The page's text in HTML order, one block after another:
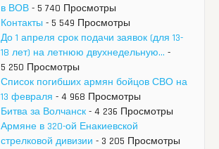
в ВОВ - 5 740 Просмотры
Контакты - 5 549 Просмотры
До 1 апреля срок подачи заявок (для 13-
18 лет) на летнюю двухнедельную... -
5 250 Просмотры
Список погибших армян бойцов СВО на
13 февраля - 4 968 Просмотры
Битва за Волчанск - 4 236 Просмотры
Армяне в 320-ой Енакиевской
стрелковой дивизии - 3 205 Просмотры